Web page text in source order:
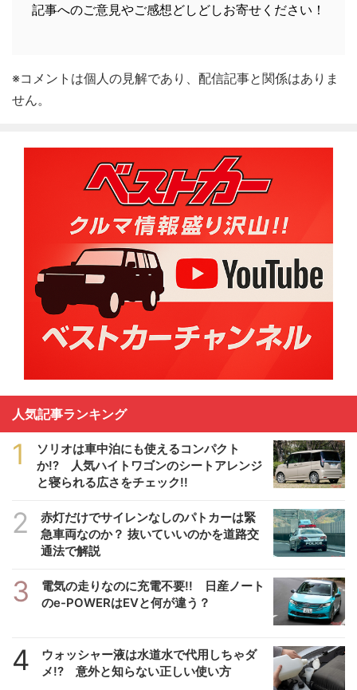
記事へのご意見やご感想どしどしお寄せください！
※コメントは個人の見解であり、配信記事と関係はありま
せん。
人気記事ランキング
1
ソリオは車中泊にも使えるコンパクト
か!? 人気ハイトワゴンのシートアレンジ
と寝られる広さをチェック!!
2
赤灯だけでサイレンなしのパトカーは緊
急車両なのか？ 抜いていいのかを道路交
通法で解説
3
電気の走りなのに充電不要!! 日産ノート
のe-POWERはEVと何が違う？
4
ウォッシャー液は水道水で代用しちゃダ
メ!? 意外と知らない正しい使い方